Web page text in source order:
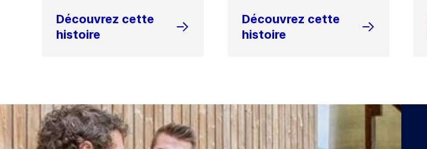
Découvrez cette
histoire
Découvrez cette
histoire